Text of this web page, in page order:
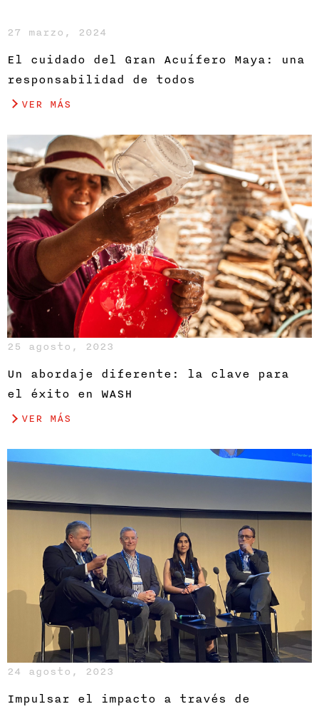
El cuidado del Gran Acuífero Maya: una
responsabilidad de todos
27 marzo, 2024
VER MÁS
Un abordaje diferente: la clave para
el éxito en WASH
25 agosto, 2023
VER MÁS
Impulsar el impacto a través de
24 agosto, 2023